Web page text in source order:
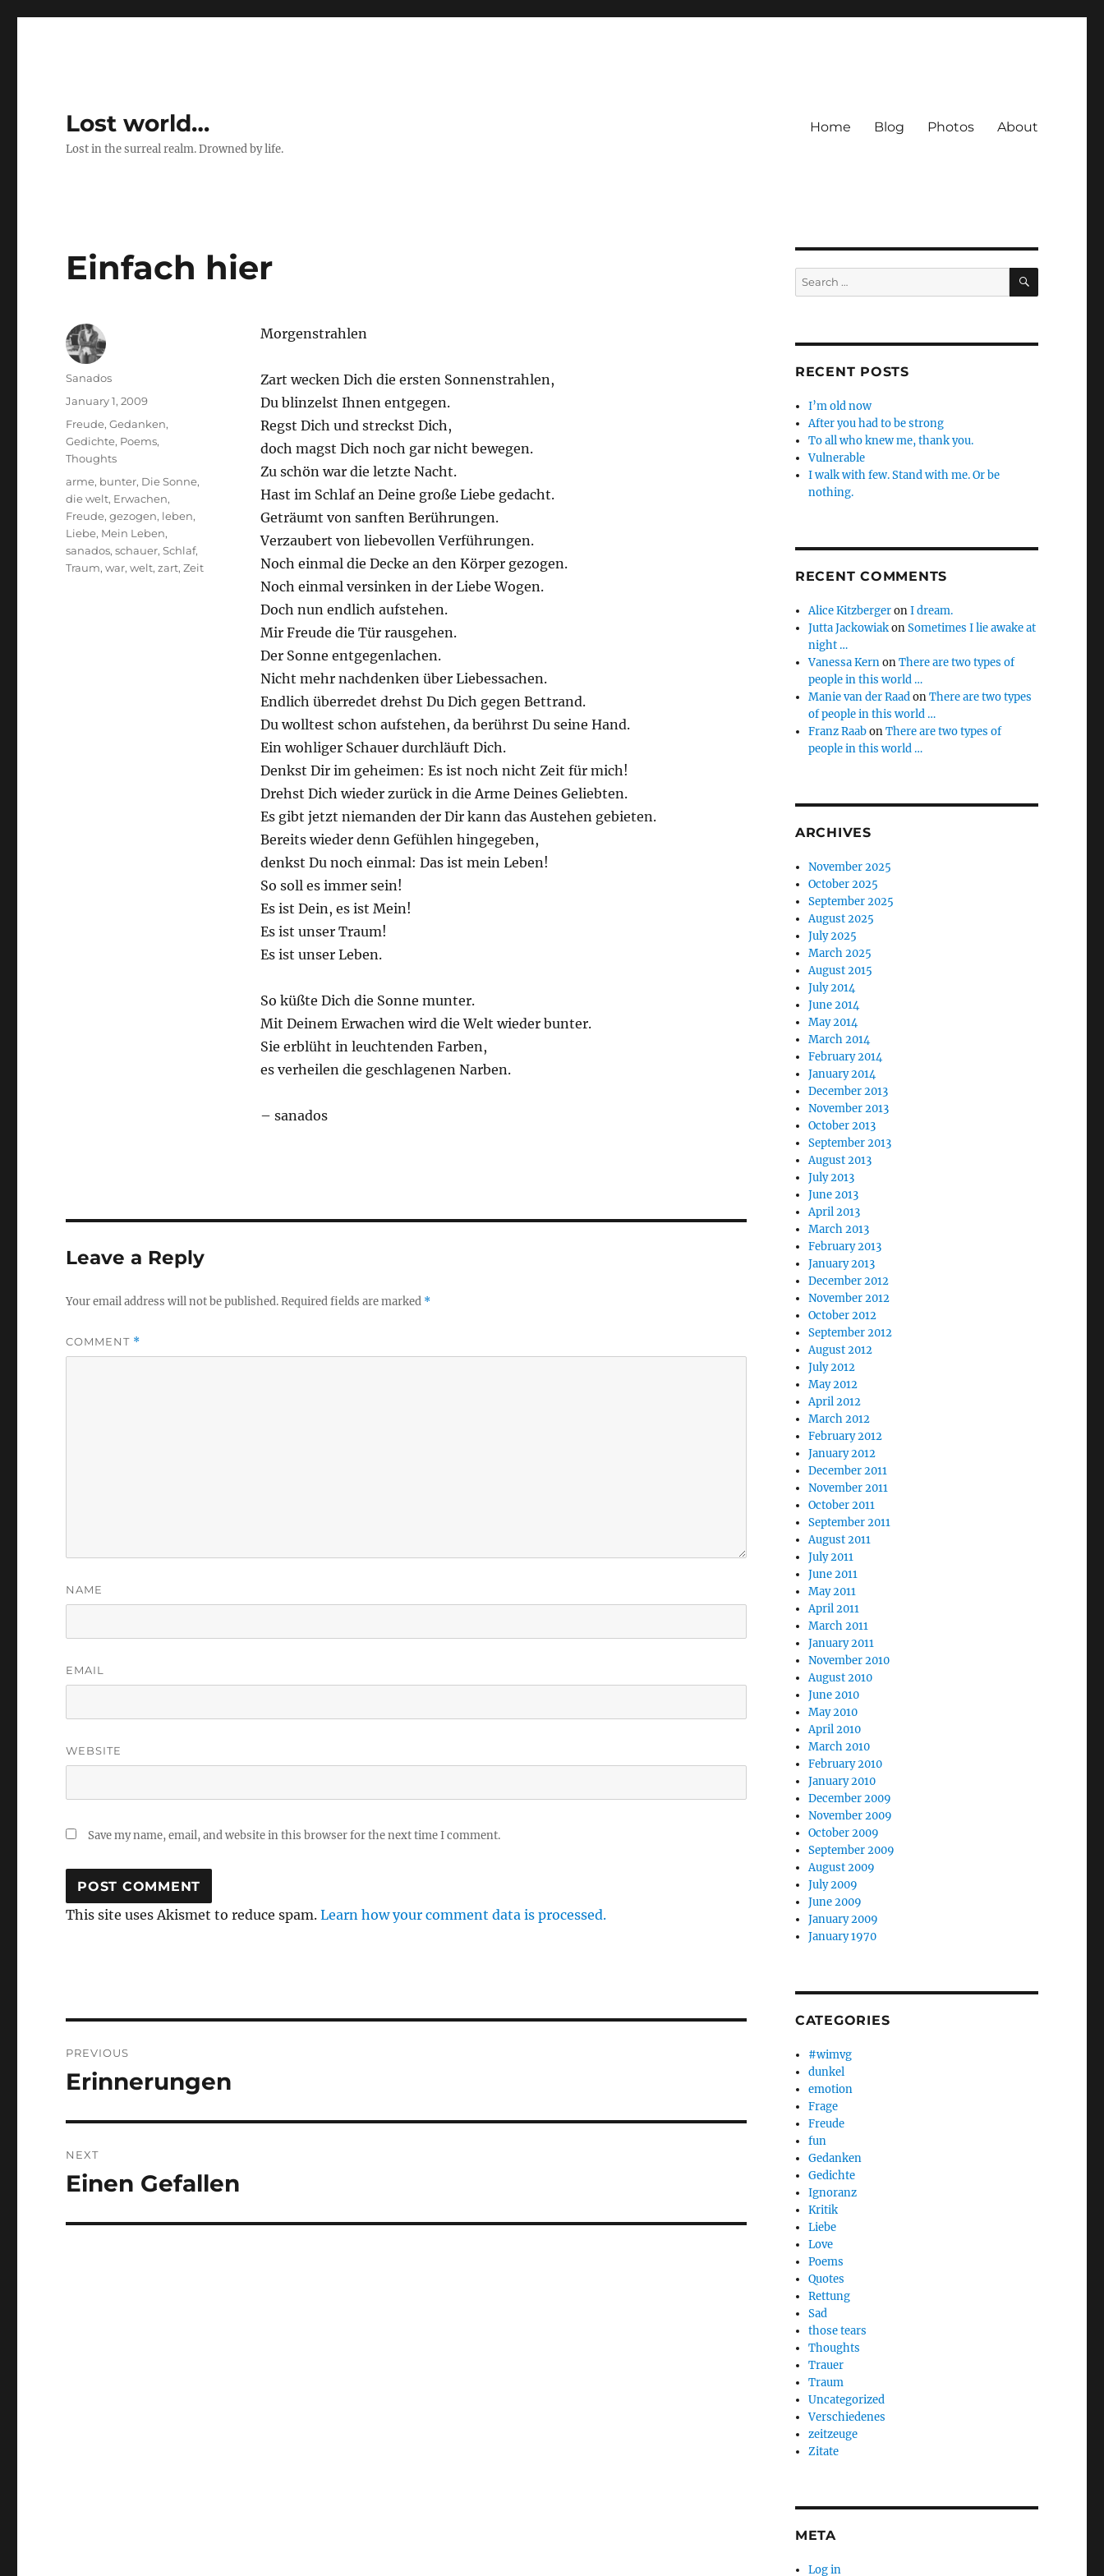
Lost world…
Lost in the surreal realm. Drowned by life.
Home Blog Photos About
Einfach hier
Morgenstrahlen
Zart wecken Dich die ersten Sonnenstrahlen,
Du blinzelst Ihnen entgegen.
Regst Dich und streckst Dich,
doch magst Dich noch gar nicht bewegen.
Zu schön war die letzte Nacht.
Hast im Schlaf an Deine große Liebe gedacht.
Geträumt von sanften Berührungen.
Verzaubert von liebevollen Verführungen.
Noch einmal die Decke an den Körper gezogen.
Noch einmal versinken in der Liebe Wogen.
Doch nun endlich aufstehen.
Mir Freude die Tür rausgehen.
Der Sonne entgegenlachen.
Nicht mehr nachdenken über Liebessachen.
Endlich überredet drehst Du Dich gegen Bettrand.
Du wolltest schon aufstehen, da berührst Du seine Hand.
Ein wohliger Schauer durchläuft Dich.
Denkst Dir im geheimen: Es ist noch nicht Zeit für mich!
Drehst Dich wieder zurück in die Arme Deines Geliebten.
Es gibt jetzt niemanden der Dir kann das Austehen gebieten.
Bereits wieder denn Gefühlen hingegeben,
denkst Du noch einmal: Das ist mein Leben!
So soll es immer sein!
Es ist Dein, es ist Mein!
Es ist unser Traum!
Es ist unser Leben.
So küßte Dich die Sonne munter.
Mit Deinem Erwachen wird die Welt wieder bunter.
Sie erblüht in leuchtenden Farben,
es verheilen die geschlagenen Narben.
– sanados
Author
Sanados
Posted
January 1, 2009
Categories
Freude,Gedanken,
Gedichte, Poems,
Thoughts
Tags
arme, bunter, Die Sonne,
die welt, Erwachen,
Freude,gezogen, leben,
Liebe, Mein Leben,
sanados,schauer,Schlaf,
Traum,war,welt,zart,Zeit
Leave a Reply
Your email address will not be published.Required fields are marked *
COMMENT *
NAME
EMAIL
WEBSITE
Save my name, email, and website in this browser for the next time I comment.
This site uses Akismet to reduce spam.Learn how your comment data is processed.
navigation
PREVIOUS
Previous
Erinnerungen
NEXT
Next
Einen Gefallen
Search
for:
SEARCH
RECENT POSTS
I’m old now
After you had to be strong
To all who knew me, thank you.
Vulnerable
I walk with few. Stand with me. Or be
nothing.
RECENT COMMENTS
Alice KitzbergeronI dream.
Jutta JackowiakonSometimes I lie awake at
night …
Vanessa KernonThere are two types of
people in this world …
Manie van der RaadonThere are two types
of people in this world …
Franz RaabonThere are two types of
people in this world …
ARCHIVES
November 2025
October 2025
September 2025
August 2025
July 2025
March 2025
August 2015
July 2014
June 2014
May 2014
March 2014
February 2014
January 2014
December 2013
November 2013
October 2013
September 2013
August 2013
July 2013
June 2013
April 2013
March 2013
February 2013
January 2013
December 2012
November 2012
October 2012
September 2012
August 2012
July 2012
May 2012
April 2012
March 2012
February 2012
January 2012
December 2011
November 2011
October 2011
September 2011
August 2011
July 2011
June 2011
May 2011
April 2011
March 2011
January 2011
November 2010
August 2010
June 2010
May 2010
April 2010
March 2010
February 2010
January 2010
December 2009
November 2009
October 2009
September 2009
August 2009
July 2009
June 2009
January 2009
January 1970
CATEGORIES
#wimvg
dunkel
emotion
Frage
Freude
fun
Gedanken
Gedichte
Ignoranz
Kritik
Liebe
Love
Poems
Quotes
Rettung
Sad
those tears
Thoughts
Trauer
Traum
Uncategorized
Verschiedenes
zeitzeuge
Zitate
META
Log in